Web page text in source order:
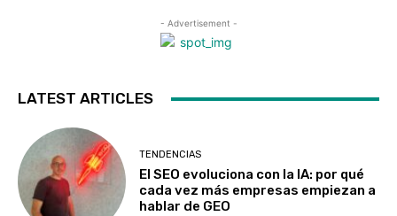
- Advertisement -
LATEST ARTICLES
TENDENCIAS
El SEO evoluciona con la IA: por qué
cada vez más empresas empiezan a
hablar de GEO